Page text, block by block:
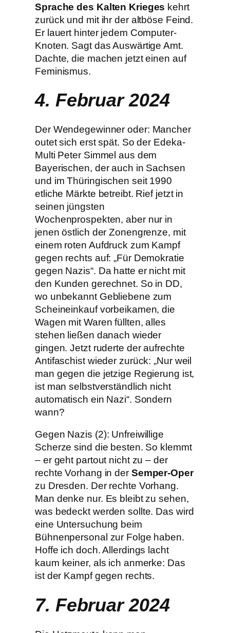
Sprache des Kalten Krieges kehrt
zurück und mit ihr der altböse Feind.
Er lauert hinter jedem Computer-
Knoten. Sagt das Auswärtige Amt.
Dachte, die machen jetzt einen auf
Feminismus.
4. Februar 2024
Der Wendegewinner oder: Mancher
outet sich erst spät. So der Edeka-
Multi Peter Simmel aus dem
Bayerischen, der auch in Sachsen
und im Thüringischen seit 1990
etliche Märkte betreibt. Rief jetzt in
seinen jüngsten
Wochenprospekten, aber nur in
jenen östlich der Zonengrenze, mit
einem roten Aufdruck zum Kampf
gegen rechts auf: „Für Demokratie
gegen Nazis“. Da hatte er nicht mit
den Kunden gerechnet. So in DD,
wo unbekannt Gebliebene zum
Scheineinkauf vorbeikamen, die
Wagen mit Waren füllten, alles
stehen ließen danach wieder
gingen. Jetzt ruderte der aufrechte
Antifaschist wieder zurück: „Nur weil
man gegen die jetzige Regierung ist,
ist man selbstverständlich nicht
automatisch ein Nazi“. Sondern
wann?
Gegen Nazis (2): Unfreiwillige
Scherze sind die besten. So klemmt
– er geht partout nicht zu – der
rechte Vorhang in der Semper-Oper
zu Dresden. Der rechte Vorhang.
Man denke nur. Es bleibt zu sehen,
was bedeckt werden sollte. Das wird
eine Untersuchung beim
Bühnenpersonal zur Folge haben.
Hoffe ich doch. Allerdings lacht
kaum keiner, als ich anmerke: Das
ist der Kampf gegen rechts.
7. Februar 2024